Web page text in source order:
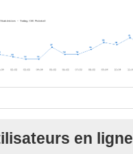
en ligne